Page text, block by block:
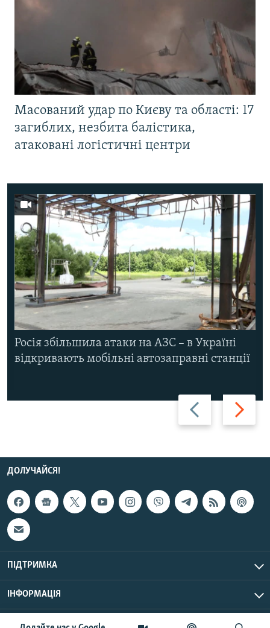
Масований удар по Києву та області: 17
загиблих, незбита балістика,
атаковані логістичні центри
Назад Вперед
Росія збільшила атаки на АЗС – в Україні
відкривають мобільні автозаправні станції
ДОЛУЧАЙСЯ!
ПІДТРИМКА
ІНФОРМАЦІЯ
© Радіо Свобода, 2026 | Усі права застережено.
UTC+3